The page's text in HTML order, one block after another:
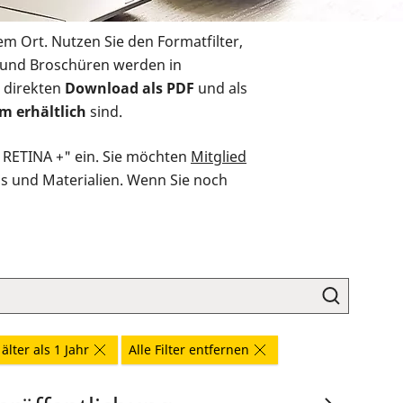
Ort. Nutzen Sie den Formatfilter,
Broschüren werden in
direkten Download als PDF und als
erhältlich sind.
+" ein. Sie möchten Mitglied
und Materialien. Wenn Sie noch
als 1 Jahr Alle Filter entfernen